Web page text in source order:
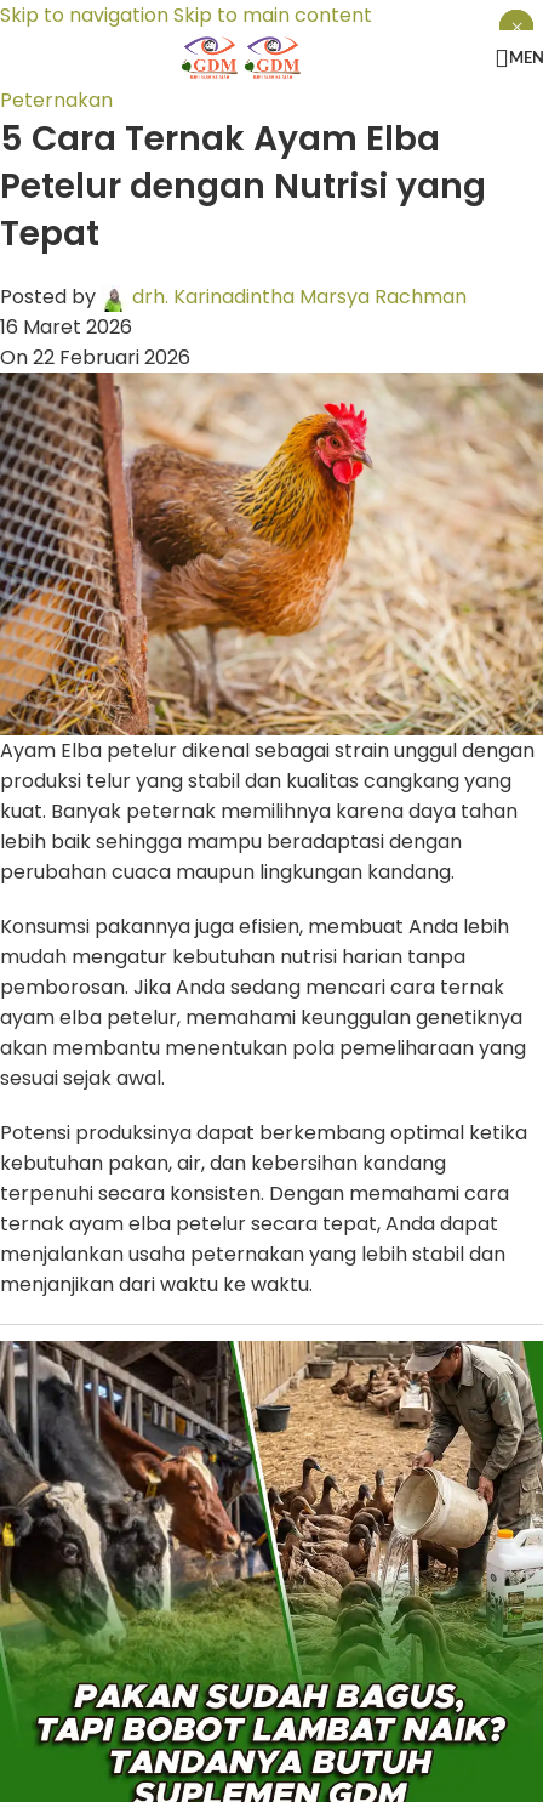
Skip to navigationSkip to main content
Peternakan
5 Cara Ternak Ayam Elba
Petelur dengan Nutrisi yang
Tepat
Posted by
drh. Karinadintha Marsya Rachman
16 Maret 2026
On 22 Februari 2026
Ayam Elba petelur dikenal sebagai strain unggul dengan
produksi telur yang stabil dan kualitas cangkang yang
kuat. Banyak peternak memilihnya karena daya tahan
lebih baik sehingga mampu beradaptasi dengan
perubahan cuaca maupun lingkungan kandang.
Konsumsi pakannya juga efisien, membuat Anda lebih
mudah mengatur kebutuhan nutrisi harian tanpa
pemborosan. Jika Anda sedang mencari cara ternak
ayam elba petelur, memahami keunggulan genetiknya
akan membantu menentukan pola pemeliharaan yang
sesuai sejak awal.
Potensi produksinya dapat berkembang optimal ketika
kebutuhan pakan, air, dan kebersihan kandang
terpenuhi secara konsisten. Dengan memahami cara
ternak ayam elba petelur secara tepat, Anda dapat
menjalankan usaha peternakan yang lebih stabil dan
menjanjikan dari waktu ke waktu.
×
×
×